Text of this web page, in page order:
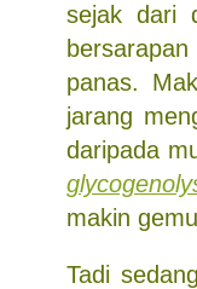
sejak dari
panas.
jarang
daripada
makin
Tadi